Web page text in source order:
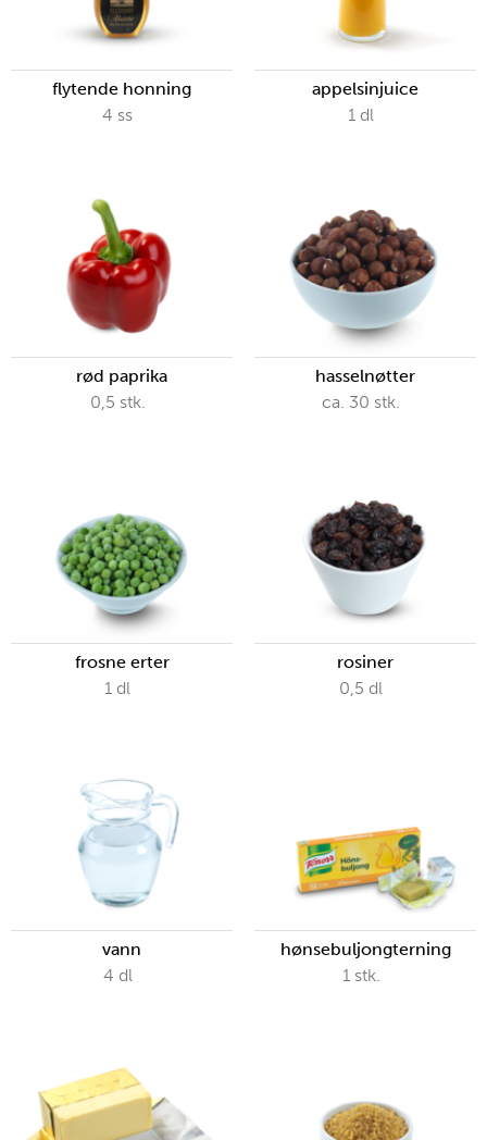
flytende honning
4 ss
appelsinjuice
1 dl
rød paprika
0,5 stk.
hasselnøtter
ca. 30 stk.
frosne erter
1 dl
rosiner
0,5 dl
vann
4 dl
hønsebuljongterning
1 stk.